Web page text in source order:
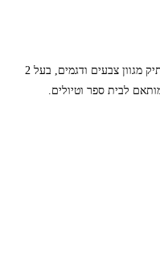
תיק גב למראה קלאסי של חברת jansport, לתיק מגוון צבעים ודגמים, בעל 2
לבית ספר וטיולים.